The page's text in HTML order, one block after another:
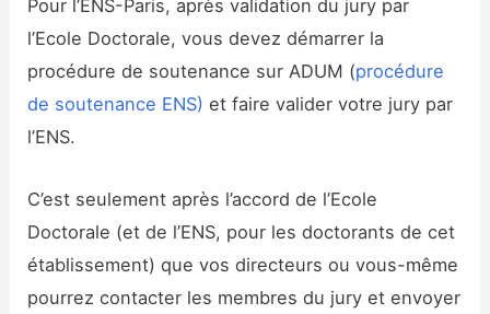
Pour l’ENS-Paris, après validation du jury par
l’Ecole Doctorale, vous devez démarrer la
procédure de soutenance sur ADUM (procédure
de soutenance ENS)et faire valider votre jury par
l’ENS.
C’est seulement après l’accord de l’Ecole
Doctorale (et de l’ENS, pour les doctorants de cet
établissement) que vos directeurs ou vous-même
pourrez contacter les membres du jury et envoyer